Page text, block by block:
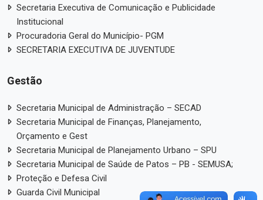
Secretaria Executiva de Comunicação e Publicidade
Institucional
Procuradoria Geral do Município- PGM
SECRETARIA EXECUTIVA DE JUVENTUDE
Gestão
Secretaria Municipal de Administração – SECAD
Secretaria Municipal de Finanças, Planejamento,
Orçamento e Gest
Secretaria Municipal de Planejamento Urbano – SPU
Secretaria Municipal de Saúde de Patos – PB - SEMUSA;
Proteção e Defesa Civil
Guarda Civil Municipal